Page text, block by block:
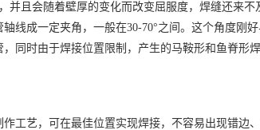
并且会随着壁厚的变化而改变屈服度，焊缝还来
线成一定夹角，一般在30-70°之间。这个角度刚
同时由于焊接位置限制，产生的马鞍形和鱼脊形焊
工艺，可在最佳位置实现焊接，不容易出现错边